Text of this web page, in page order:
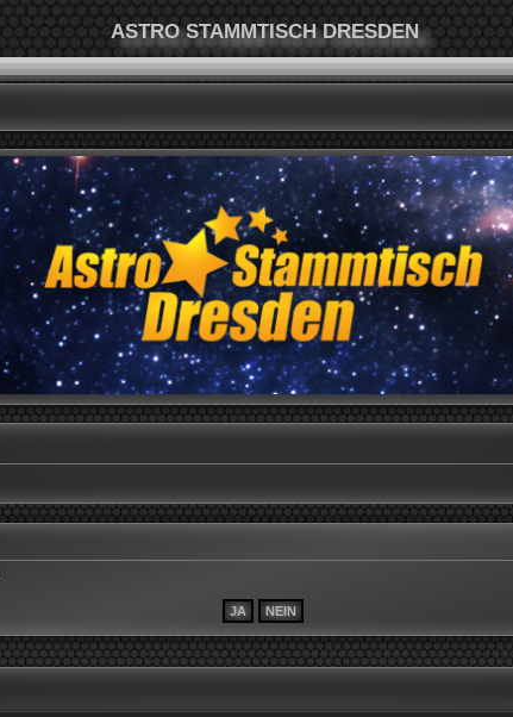
ASTRO STAMMTISCH DRESDEN